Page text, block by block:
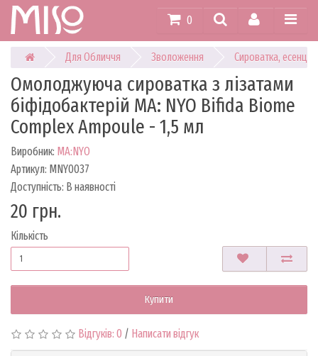
0
Для Обличчя Зволоження Сироватка, есенція
Омолоджуюча сироватка з лізатами
біфідобактерій MA: NYO Bifida Biome
Complex Ampoule - 1,5 мл
Виробник: MA:NYO
Артикул: MNY0037
Доступність: В наявності
20 грн.
Кількість
Купити
Відгуків: 0 / Написати відгук